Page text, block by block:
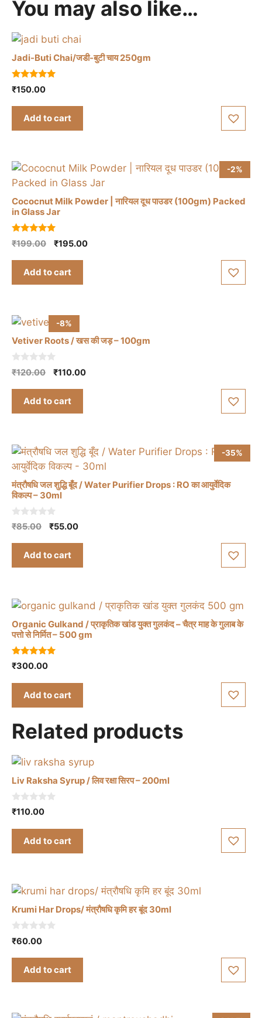
You may also like…
Jadi-Buti Chai/जडी-बुटी चाय 250gm
5.00
out of 5
₹150.00
Add to cart
-2%
Cococnut Milk Powder | नारियल दूध पाउडर (100gm) Packed
in Glass Jar
5.00
out of 5
₹199.00
Original
was:
₹195.00Current
Add to cart
-8%
Vetiver Roots / खस की जड़ – 100gm
0
o
₹120.00
Original
was:
₹110.00Current
Add to cart
-35%
मंत्रौषधि जल शुद्धि बूँद / Water Purifier Drops : RO का आयुर्वेदिक
विकल्प – 30ml
0
o
₹85.00
Original
was:
₹55.00Current
Add to cart
Organic Gulkand / प्राकृतिक खांड युक्त गुलकंद – चैत्र माह के गुलाब के
पत्तो से निर्मित – 500 gm
5.00
out of 5
₹300.00
Add to cart
Related products
Liv Raksha Syrup / लिव रक्षा सिरप – 200ml
0
o
₹110.00
Add to cart
Krumi Har Drops/ मंत्रौषधि कृमि हर बूंद 30ml
0
o
₹60.00
Add to cart